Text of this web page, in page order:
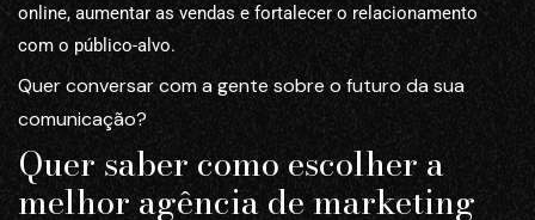
online, aumentar as vendas e fortalecer o relacionamento
com o público-alvo.
Quer conversar com a gente sobre o futuro da sua
comunicação?
Quer saber como escolher a
melhor agência de marketing